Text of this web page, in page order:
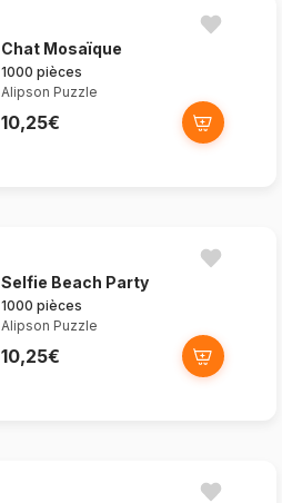
Chat Mosaïque
1000 pièces
Alipson Puzzle
10,25€
Selfie Beach Party
1000 pièces
Alipson Puzzle
10,25€